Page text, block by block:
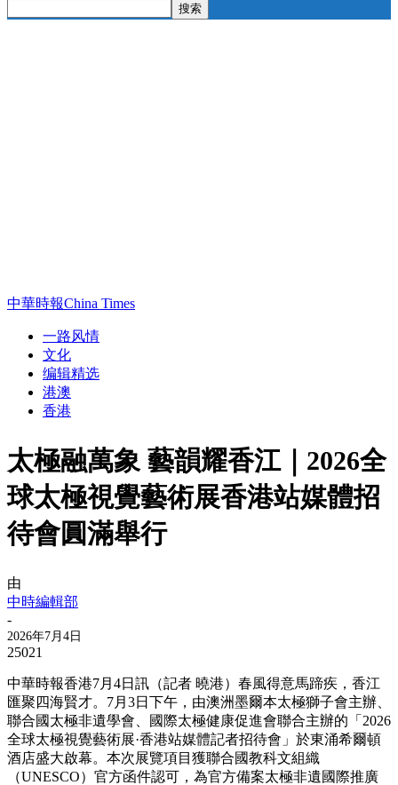
中華時報China Times
一路风情
文化
编辑精选
港澳
香港
太極融萬象 藝韻耀香江｜2026全
球太極視覺藝術展香港站媒體招
待會圓滿舉行
由
中時編輯部
-
2026年7月4日
25021
中華時報香港7月4日訊（記者 曉港）春風得意馬蹄疾，香江
匯聚四海賢才。7月3日下午，由澳洲墨爾本太極獅子會主辦、
聯合國太極非遺學會、國際太極健康促進會聯合主辦的「2026
全球太極視覺藝術展·香港站媒體記者招待會」於東涌希爾頓
酒店盛大啟幕。本次展覽項目獲聯合國教科文組織
（UNESCO）官方函件認可，為官方備案太極非遺國際推廣